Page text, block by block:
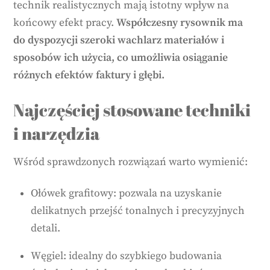
technik realistycznych mają istotny wpływ na
końcowy efekt pracy.Współczesny rysownik ma
do dyspozycji szeroki wachlarz materiałów i
sposobów ich użycia, co umożliwia osiąganie
różnych efektów faktury i głębi.
Najczęściej stosowane techniki
i narzędzia
Wśród sprawdzonych rozwiązań warto wymienić:
Ołówek grafitowy: pozwala na uzyskanie
delikatnych przejść tonalnych i precyzyjnych
detali.
Węgiel: idealny do szybkiego budowania